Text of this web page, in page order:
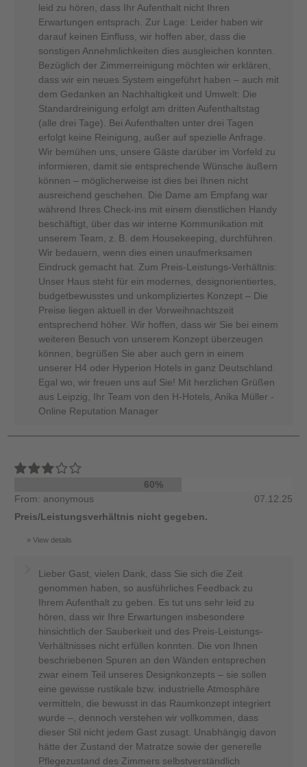
leid zu hören, dass Ihr Aufenthalt nicht Ihren
Erwartungen entsprach. Zur Lage: Leider haben wir
darauf keinen Einfluss, wir hoffen aber, dass die
sonstigen Annehmlichkeiten dies ausgleichen konnten.
Bezüglich der Zimmerreinigung möchten wir erklären,
dass wir ein neues System eingeführt haben – auch mit
dem Gedanken an Nachhaltigkeit und Umwelt: Die
Standardreinigung erfolgt am dritten Aufenthaltstag
(alle drei Tage). Bei Aufenthalten unter drei Tagen
erfolgt keine Reinigung, außer auf spezielle Anfrage.
Wir bemühen uns, unsere Gäste darüber im Vorfeld zu
informieren, damit sie entsprechende Wünsche äußern
können – möglicherweise ist dies bei Ihnen nicht
ausreichend geschehen. Die Dame am Empfang war
während Ihres Check-ins mit einem dienstlichen Handy
beschäftigt, über das wir interne Kommunikation mit
unserem Team, z. B. dem Housekeeping, durchführen.
Wir bedauern, wenn dies einen unaufmerksamen
Eindruck gemacht hat. Zum Preis-Leistungs-Verhältnis:
Unser Haus steht für ein modernes, designorientiertes,
budgetbewusstes und unkompliziertes Konzept – Die
Preise liegen aktuell in der Vorweihnachtszeit
entsprechend höher. Wir hoffen, dass wir Sie bei einem
weiteren Besuch von unserem Konzept überzeugen
können, begrüßen Sie aber auch gern in einem
unserer H4 oder Hyperion Hotels in ganz Deutschland.
Egal wo, wir freuen uns auf Sie! Mit herzlichen Grüßen
aus Leipzig, Ihr Team von den H-Hotels, Anika Müller -
Online Reputation Manager
60%
From: anonymous
07.12.25
Preis/Leistungsverhältnis nicht gegeben.
View details
Lieber Gast, vielen Dank, dass Sie sich die Zeit
genommen haben, so ausführliches Feedback zu
Ihrem Aufenthalt zu geben. Es tut uns sehr leid zu
hören, dass wir Ihre Erwartungen insbesondere
hinsichtlich der Sauberkeit und des Preis-Leistungs-
Verhältnisses nicht erfüllen konnten. Die von Ihnen
beschriebenen Spuren an den Wänden entsprechen
zwar einem Teil unseres Designkonzepts – sie sollen
eine gewisse rustikale bzw. industrielle Atmosphäre
vermitteln, die bewusst in das Raumkonzept integriert
wurde –, dennoch verstehen wir vollkommen, dass
dieser Stil nicht jedem Gast zusagt. Unabhängig davon
hätte der Zustand der Matratze sowie der generelle
Pflegezustand des Zimmers selbstverständlich